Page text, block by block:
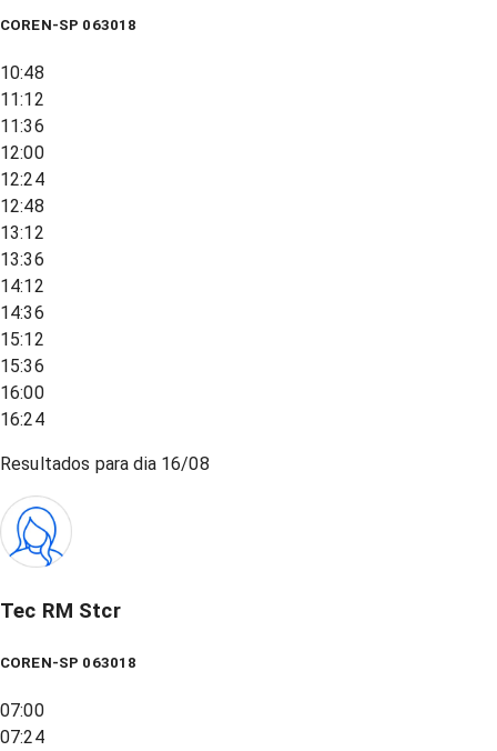
COREN-SP 063018
10:48
11:12
11:36
12:00
12:24
12:48
13:12
13:36
14:12
14:36
15:12
15:36
16:00
16:24
Resultados para dia 16/08
Tec RM Stcr
COREN-SP 063018
07:00
07:24